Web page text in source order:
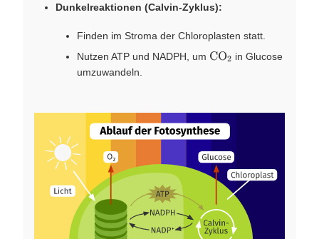
Dunkelreaktionen (Calvin-Zyklus):
Finden im Stroma der Chloroplasten statt.
Nutzen ATP und NADPH, um \ce{CO2}
COX
2 in Glucose
umzuwandeln.